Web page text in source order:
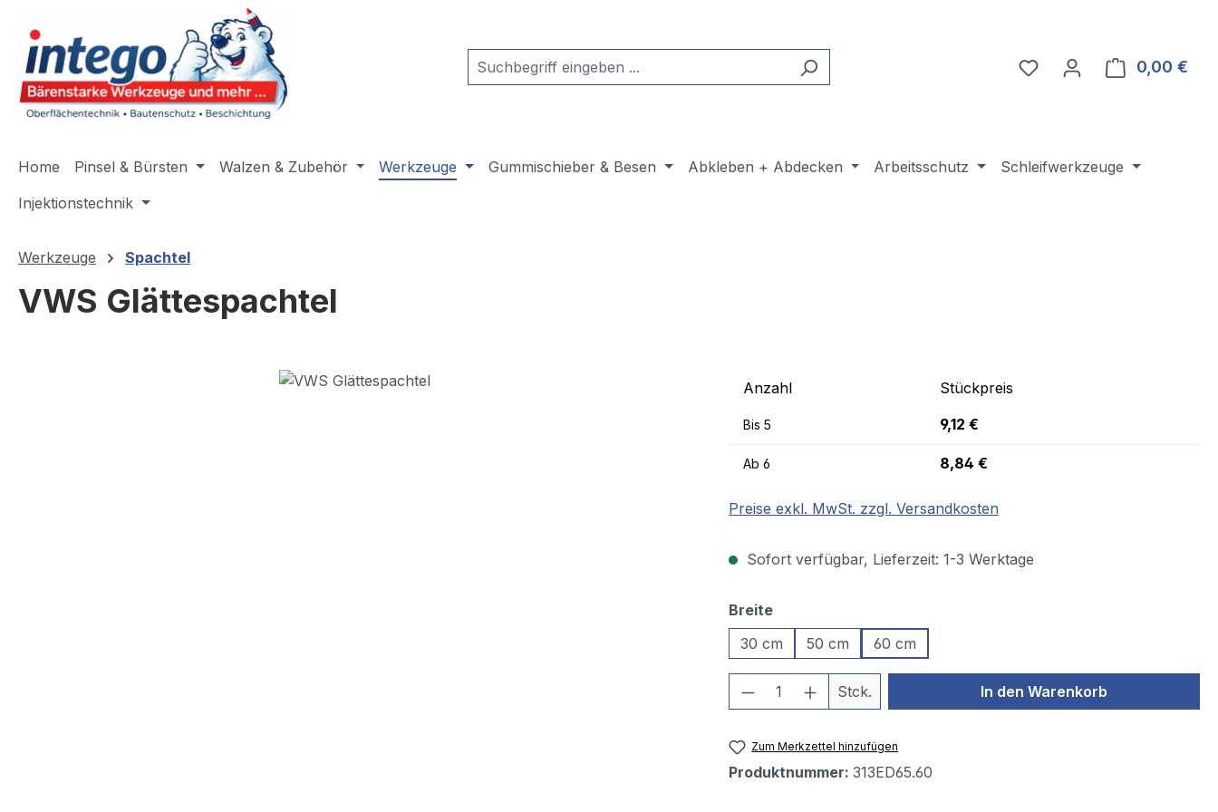
Zur Hauptnavigation springen
Du hast 0 Produkte auf
0,00 €
Home Pinsel & Bürsten Walzen & Zubehör Werkzeuge Gummischieber & Besen Abkleben + Abdecken Arbeitsschutz
Schleifwerkzeuge
Injektionstechnik
Werkzeuge Spachtel
VWS Glättespachtel
Anzahl Stückpreis
Bis 5 9,12 €
Ab 6 8,84 €
Preise exkl. MwSt. zzgl. Versandkosten
Sofort verfügbar, Lieferzeit: 1-3 Werktage
Breiteauswählen
30 cm
50 cm 60 cm
Produkt Anzahl: Gib den gewünschten Wert
Stck. In den Warenkorb
Zum Merkzettel hinzufügen
Produktnummer: 313ED65.60